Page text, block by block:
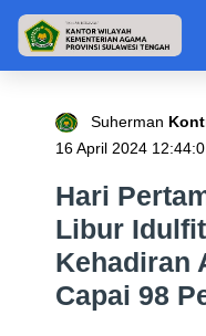
Suherman
16 April 2024 12:44:0
Hari
Libur
Kehadiran
Capai 98